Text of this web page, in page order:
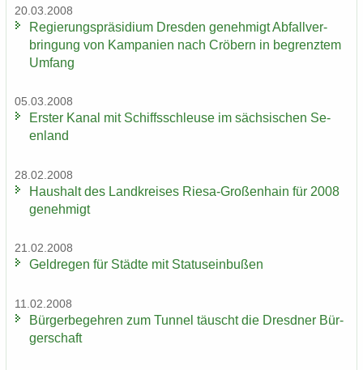
20.03.2008
Re­gie­rungs­prä­si­di­um Dres­den ge­neh­migt Ab­fall­ver­
brin­gung von Kam­pa­ni­en nach Crö­bern in be­grenz­tem
Um­fang
05.03.2008
Ers­ter Kanal mit Schiffs­schleu­se im säch­si­schen Se­
en­land
28.02.2008
Haus­halt des Land­krei­ses Riesa-​Großenhain für 2008
ge­neh­migt
21.02.2008
Geld­re­gen für Städ­te mit Sta­tus­ein­bu­ßen
11.02.2008
Bür­ger­be­geh­ren zum Tun­nel täuscht die Dresd­ner Bür­
ger­schaft